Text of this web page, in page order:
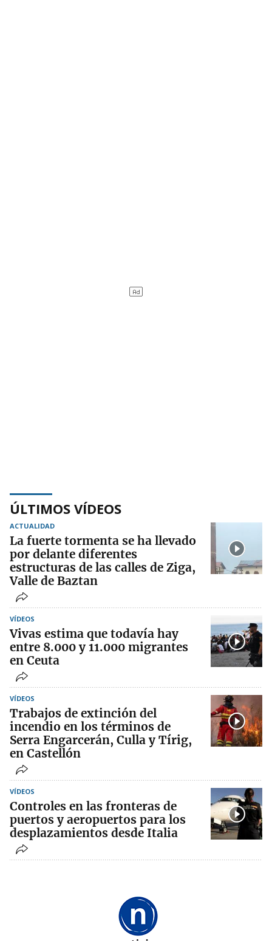
ÚLTIMOS VÍDEOS
ACTUALIDAD
La fuerte tormenta se ha llevado
por delante diferentes
estructuras de las calles de Ziga,
Valle de Baztan
VÍDEOS
Vivas estima que todavía hay
entre 8.000 y 11.000 migrantes
en Ceuta
VÍDEOS
Trabajos de extinción del
incendio en los términos de
Serra Engarcerán, Culla y Tírig,
en Castellón
VÍDEOS
Controles en las fronteras de
puertos y aeropuertos para los
desplazamientos desde Italia